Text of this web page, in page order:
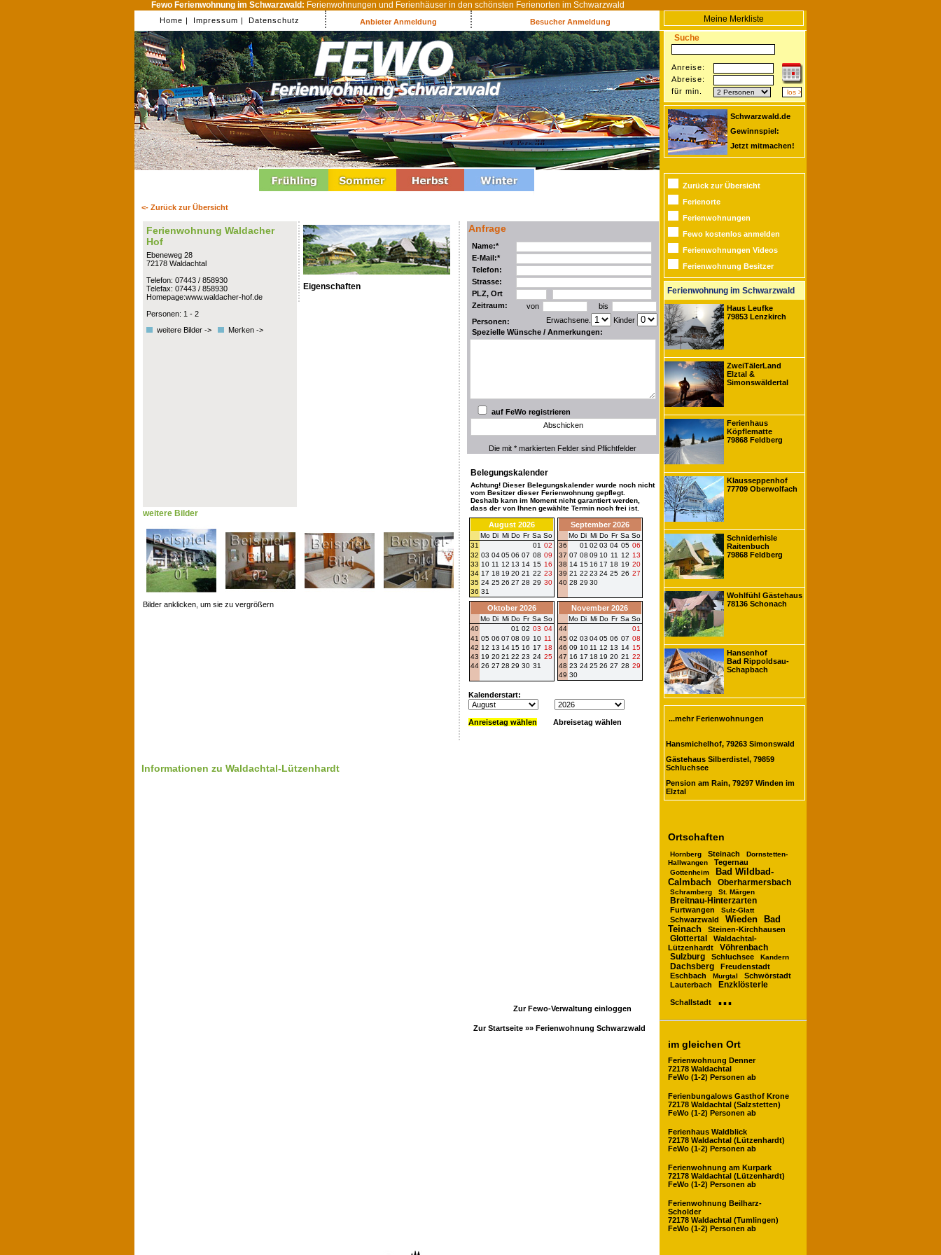
Fewo Ferienwohnung im Schwarzwald: Ferienwohnungen und Ferienhäuser in den schönsten Ferienorten im Schwarzwald
Home | Impressum | Datenschutz Anbieter Anmeldung Besucher Anmeldung
Meine Merkliste
Suche
Anreise:
Abreise:
für min.
Schwarzwald.de
Gewinnspiel:
Jetzt mitmachen!
<- Zurück zur Übersicht
Ferienwohnung Waldacher
Hof
Ebeneweg 28
72178 Waldachtal
Telefon: 07443 / 858930
Telefax: 07443 / 858930
Homepage:www.waldacher-hof.de
Personen: 1 - 2
weitere Bilder ->
Merken ->
Eigenschaften
Anfrage
Name:*
E-Mail:*
Telefon:
Strasse:
PLZ, Ort
Zeitraum:
von
bis
Personen:
Erwachsene.
Kinder
Spezielle Wünsche / Anmerkungen:
auf FeWo registrieren
Abschicken
Die mit * markierten Felder sind Pflichtfelder
Belegungskalender
Achtung! Dieser Belegungskalender wurde noch nicht
vom Besitzer dieser Ferienwohnung gepflegt.
Deshalb kann im Moment nicht garantiert werden,
dass der von Ihnen gewählte Termin noch frei ist.
August 2026
Mo Di Mi Do Fr Sa So
31
01 02
32 03 04 05 06 07 08 09
33 10 11 12 13 14 15 16
34 17 18 19 20 21 22 23
35 24 25 26 27 28 29 30
36 31
September 2026
Mo Di Mi Do Fr Sa So
36
01 02 03 04 05 06
37 07 08 09 10 11 12 13
38 14 15 16 17 18 19 20
39 21 22 23 24 25 26 27
40 28 29 30
Oktober 2026
Mo Di Mi Do Fr Sa So
40
01 02 03 04
41 05 06 07 08 09 10 11
42 12 13 14 15 16 17 18
43 19 20 21 22 23 24 25
44 26 27 28 29 30 31
November 2026
Mo Di Mi Do Fr Sa So
44
01
45 02 03 04 05 06 07 08
46 09 10 11 12 13 14 15
47 16 17 18 19 20 21 22
48 23 24 25 26 27 28 29
49 30
Kalenderstart:
Anreisetag wählen Abreisetag wählen
weitere Bilder
Bilder anklicken, um sie zu vergrößern
Informationen zu Waldachtal-Lützenhardt
Zur Fewo-Verwaltung einloggen
Zur Startseite »» Ferienwohnung Schwarzwald
Zurück zur Übersicht
Ferienorte
Ferienwohnungen
Fewo kostenlos anmelden
Ferienwohnungen Videos
Ferienwohnung Besitzer
Ferienwohnung im Schwarzwald
Haus Leufke
79853 Lenzkirch
ZweiTälerLand
Elztal &
Simonswäldertal
Ferienhaus
Köpflematte
79868 Feldberg
Klausseppenhof
77709 Oberwolfach
Schniderhisle
Raitenbuch
79868 Feldberg
Wohlfühl Gästehaus
78136 Schonach
Hansenhof
Bad Rippoldsau-
Schapbach
...mehr Ferienwohnungen
Hansmichelhof, 79263 Simonswald
Gästehaus Silberdistel, 79859
Schluchsee
Pension am Rain, 79297 Winden im
Elztal
Ortschaften
Hornberg Steinach
Dornstetten-
Hallwangen
Tegernau
Gottenheim
Bad Wildbad-
Calmbach
Oberharmersbach
Schramberg St. Märgen
Breitnau-Hinterzarten
Furtwangen Sulz-Glatt
Schwarzwald Wieden
Bad
Teinach
Steinen-Kirchhausen
Glottertal
Waldachtal-
Lützenhardt
Vöhrenbach
Sulzburg Schluchsee Kandern
Dachsberg
Freudenstadt
Eschbach
Murgtal
Schwörstadt
Lauterbach
Enzklösterle
Schallstadt ...
im gleichen Ort
Ferienwohnung Denner
72178 Waldachtal
FeWo (1-2) Personen ab
Ferienbungalows Gasthof Krone
72178 Waldachtal (Salzstetten)
FeWo (1-2) Personen ab
Ferienhaus Waldblick
72178 Waldachtal (Lützenhardt)
FeWo (1-2) Personen ab
Ferienwohnung am Kurpark
72178 Waldachtal (Lützenhardt)
FeWo (1-2) Personen ab
Ferienwohnung Beilharz-
Scholder
72178 Waldachtal (Tumlingen)
FeWo (1-2) Personen ab